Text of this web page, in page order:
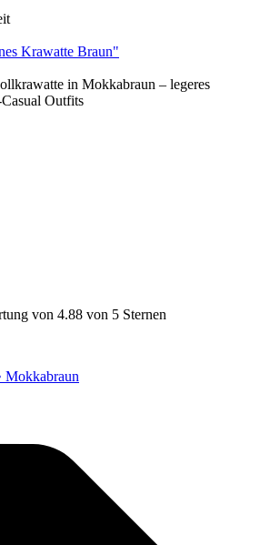
Krawatte Braun"
von 4.88 von 5 Sternen
Mokkabraun